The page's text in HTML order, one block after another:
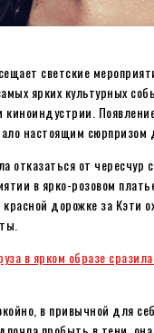
светские
ярких культурных
киноиндустрии.
настоящим сюрпризом
отказаться от чересчур
в ярко-розовом
дорожке за Кэти
в привычной для